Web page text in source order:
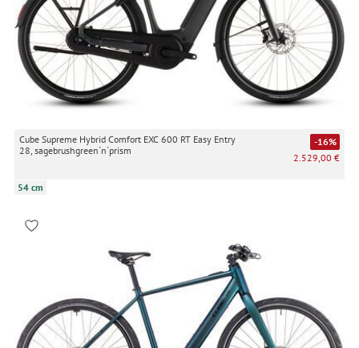
Cube Supreme Hybrid Comfort EXC 600 RT Easy Entry
28, sagebrushgreen´n´prism
-16%
2.529,00 €
54 cm